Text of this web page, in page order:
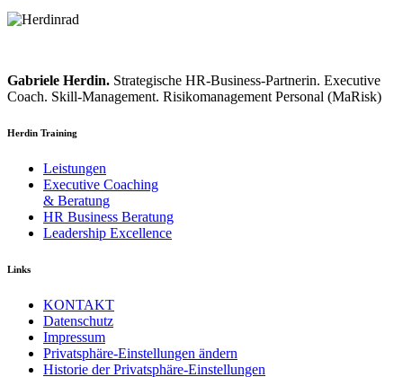
Gabriele Herdin. Strategische HR-Business-Partnerin. Executive
Coach. Skill-Management. Risikomanagement Personal (MaRisk)
Herdin Training
Leistungen
Executive Coaching
& Beratung
HR Business Beratung
Leadership Excellence
Links
KONTAKT
Datenschutz
Impressum
Privatsphäre-Einstellungen ändern
Historie der Privatsphäre-Einstellungen